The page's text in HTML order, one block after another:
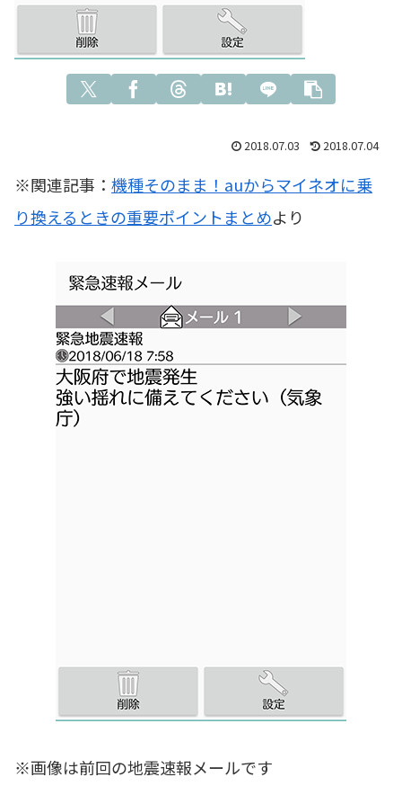
2018.07.03 2018.07.04
※関連記事： 機種そのまま！auからマイネオに乗
り換えるときの重要ポイントまとめより
※画像は前回の地震速報メールです